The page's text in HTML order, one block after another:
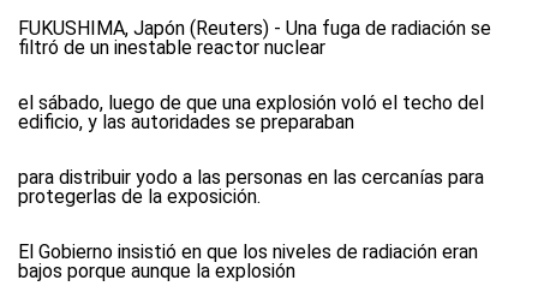
FUKUSHIMA, Japón (Reuters) - Una fuga de radiación se
filtró de un inestable reactor nuclear
el sábado, luego de que una explosión voló el techo del
edificio, y las autoridades se preparaban
para distribuir yodo a las personas en las cercanías para
protegerlas de la exposición.
El Gobierno insistió en que los niveles de radiación eran
bajos porque aunque la explosión